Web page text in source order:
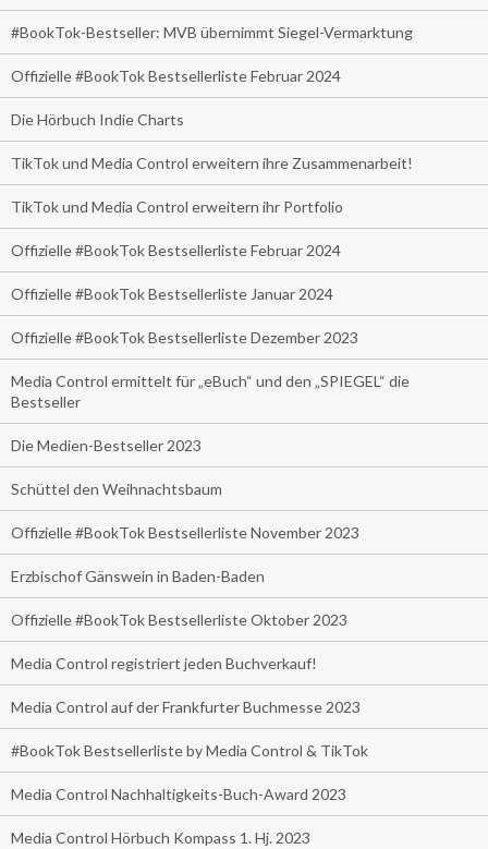
#BookTok-Bestseller: MVB übernimmt Siegel-Vermarktung
Offizielle #BookTok Bestsellerliste Februar 2024
Die Hörbuch Indie Charts
TikTok und Media Control erweitern ihre Zusammenarbeit!
TikTok und Media Control erweitern ihr Portfolio
Offizielle #BookTok Bestsellerliste Februar 2024
Offizielle #BookTok Bestsellerliste Januar 2024
Offizielle #BookTok Bestsellerliste Dezember 2023
Media Control ermittelt für „eBuch“ und den „SPIEGEL“ die
Bestseller
Die Medien-Bestseller 2023
Schüttel den Weihnachtsbaum
Offizielle #BookTok Bestsellerliste November 2023
Erzbischof Gänswein in Baden-Baden
Offizielle #BookTok Bestsellerliste Oktober 2023
Media Control registriert jeden Buchverkauf!
Media Control auf der Frankfurter Buchmesse 2023
#BookTok Bestsellerliste by Media Control & TikTok
Media Control Nachhaltigkeits-Buch-Award 2023
Media Control Hörbuch Kompass 1. Hj. 2023